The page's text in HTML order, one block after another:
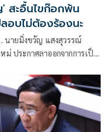
สะอื้นไขก๊อกพ้น
อบไม่ต้องร้องนะ
. นายมิ่งขวัญ แสงสุวรรณ์
ประกาศลาออกจากการเป็น